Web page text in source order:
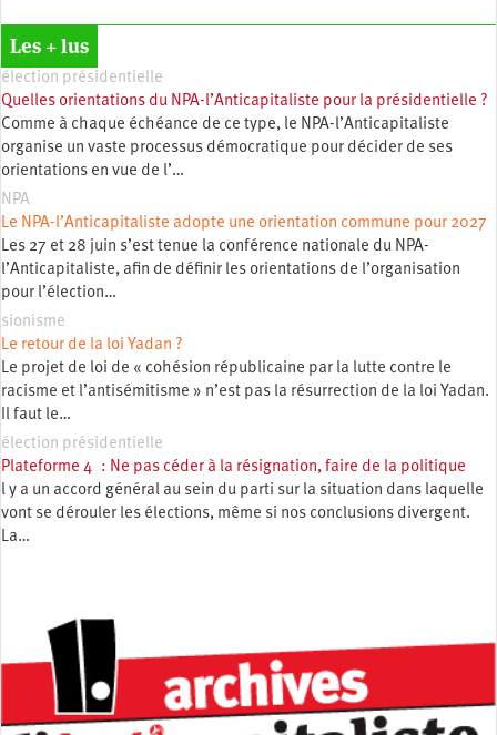
Les + lus
élection présidentielle
Quelles orientations du NPA-l’Anticapitaliste pour la présidentielle ?
Comme à chaque échéance de ce type, le NPA-l’Anticapitaliste
organise un vaste processus démocratique pour décider de ses
orientations en vue de l’…
NPA
Le NPA-l’Anticapitaliste adopte une orientation commune pour 2027
Les 27 et 28 juin s’est tenue la conférence nationale du NPA-
l’Anticapitaliste, afin de définir les orientations de l’organisation
pour l’élection…
sionisme
Le retour de la loi Yadan ?
Le projet de loi de « cohésion républicaine par la lutte contre le
racisme et l’antisémitisme » n’est pas la résurrection de la loi Yadan.
Il faut le…
élection présidentielle
Plateforme 4 : Ne pas céder à la résignation, faire de la politique
l y a un accord général au sein du parti sur la situation dans laquelle
vont se dérouler les élections, même si nos conclusions divergent.
La…